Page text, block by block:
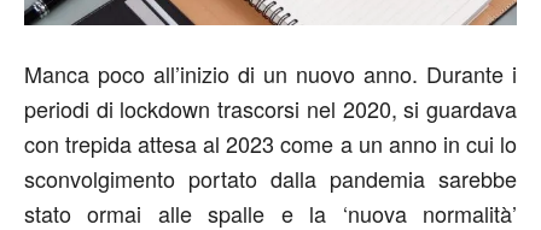
Manca poco all’inizio di un nuovo anno. Durante i
periodi di lockdown trascorsi nel 2020, si guardava
con trepida attesa al 2023 come a un anno in cui lo
sconvolgimento portato dalla pandemia sarebbe
stato ormai alle spalle e la ‘nuova normalità’